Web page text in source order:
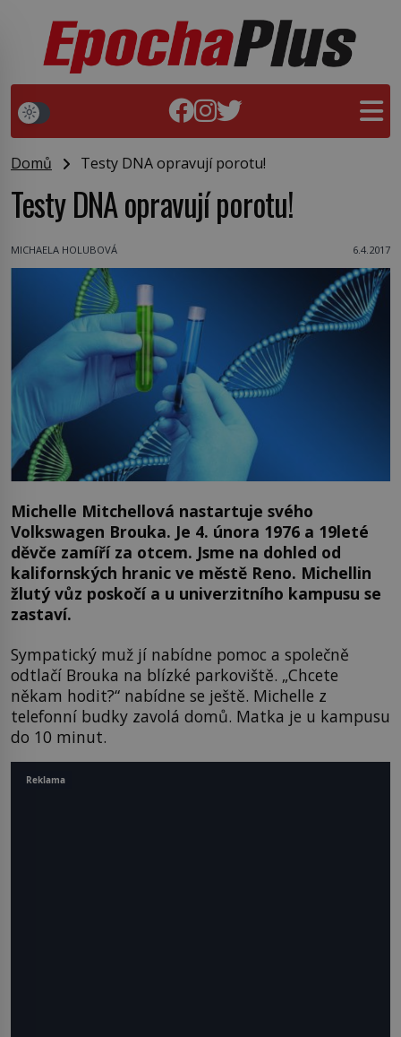
Domů Testy DNA opravují porotu!
Testy DNA opravují porotu!
MICHAELA HOLUBOVÁ 6.4.2017
Michelle Mitchellová nastartuje svého
Volkswagen Brouka. Je 4. února 1976 a 19leté
děvče zamíří za otcem. Jsme na dohled od
kalifornských hranic ve městě Reno. Michellin
žlutý vůz poskočí a u univerzitního kampusu se
zastaví.
Sympatický muž jí nabídne pomoc a společně
odtlačí Brouka na blízké parkoviště. „Chcete
někam hodit?“ nabídne se ještě. Michelle z
telefonní budky zavolá domů. Matka je u kampusu
do 10 minut.
Reklama